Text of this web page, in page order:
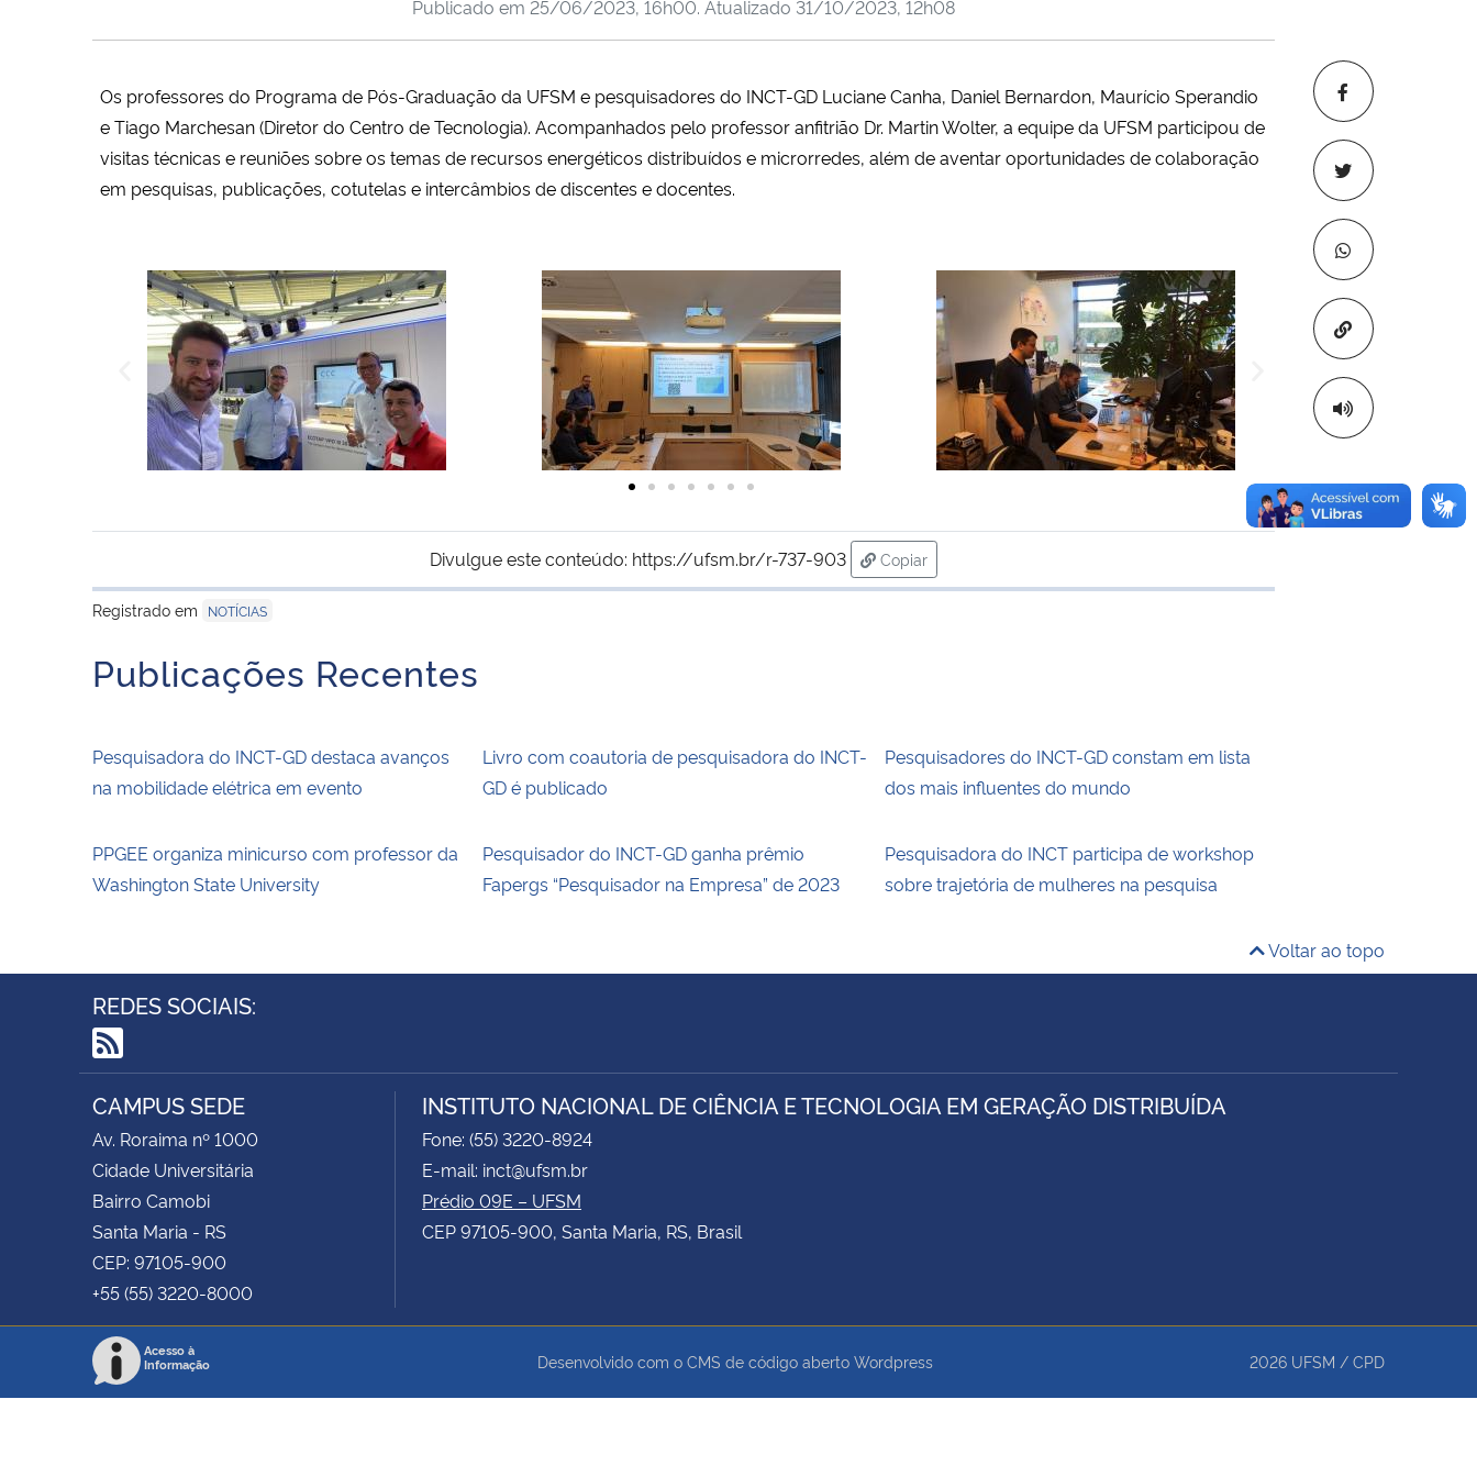
Copiar para
Publicado em 25/06/2023, 16h00. Atualizado 31/10/2023, 12h08
Os professores do Programa de Pós-Graduação da UFSM e pesquisadores do INCT-GD Luciane Canha, Daniel Bernardon, Maurício Sperandio
e Tiago Marchesan (Diretor do Centro de Tecnologia). Acompanhados pelo professor anfitrião Dr. Martin Wolter, a equipe da UFSM participou de
visitas técnicas e reuniões sobre os temas de recursos energéticos distribuídos e microrredes, além de aventar oportunidades de colaboração
em pesquisas, publicações, cotutelas e intercâmbios de discentes e docentes.
Divulgue este conteúdo: https://ufsm.br/r-737-903
Copiar
para área de transferência
Registrado em
NOTÍCIAS
Publicações Recentes
Pesquisadora do INCT-GD destaca avanços
na mobilidade elétrica em evento
Livro com coautoria de pesquisadora do INCT-
GD é publicado
Pesquisadores do INCT-GD constam em lista
dos mais influentes do mundo
PPGEE organiza minicurso com professor da
Washington State University
Pesquisador do INCT-GD ganha prêmio
Fapergs “Pesquisador na Empresa” de 2023
Pesquisadora do INCT participa de workshop
sobre trajetória de mulheres na pesquisa
Voltar ao topo
REDES SOCIAIS:
RSS
CAMPUS SEDE
Av. Roraima nº 1000
Cidade Universitária
Bairro Camobi
Santa Maria - RS
CEP: 97105-900
+55 (55) 3220-8000
INSTITUTO NACIONAL DE CIÊNCIA E TECNOLOGIA EM GERAÇÃO DISTRIBUÍDA
Fone: (55) 3220-8924
E-mail: inct@ufsm.br
Prédio 09E – UFSM
CEP 97105-900, Santa Maria, RS, Brasil
Acesso à
Informação
Desenvolvido com o CMS de código aberto Wordpress 2026 UFSM / CPD